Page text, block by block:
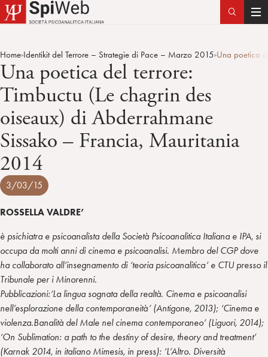
T
g
n
Home>Identikit del Terrore – Strategie di Pace – Marzo 2015>Una poetica
Una poetica del terrore:
Timbuctu (Le chagrin des
oiseaux) di Abderrahmane
Sissako – Francia, Mauritania
2014
3/03/15
ROSSELLA VALDRE’
è psichiatra e psicoanalista della Società Psicoanalitica Italiana e IPA, si
occupa da molti anni di cinema e psicoanalisi. Membro del CGP dove
ha collaborato all’insegnamento di ‘teoria psicoanalitica’ e CTU presso il
Tribunale per i Minorenni.
Pubblicazioni:‘La lingua sognata della realtà. Cinema e psicoanalisi
nell’esplorazione della contemporaneità’ (Antigone, 2013); ‘Cinema e
violenza.Banalità del Male nel cinema contemporaneo’ (Liguori, 2014);
‘On Sublimation: a path to the destiny of desire, theory and treatment’
(Karnak 2014, in italiano Mimesis, in press): ‘L’Altro. Diversità